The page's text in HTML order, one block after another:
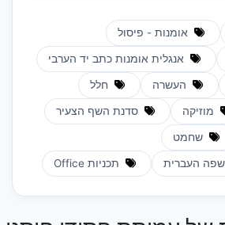
אומנות - פיסול
אנגלית אומנות כתב יד הערבי
העשרה חלל
מוזיקה סדנת השף הצעיר
שחמט
העברית תכניות Office